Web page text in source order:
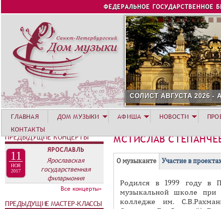
Jump to navigation
ФЕДЕРАЛЬНОЕ ГОСУДАРСТВЕННОЕ
СОЛИСТ АВГУСТА 2026 -
МСТИСЛАВ
Г
П
О музыканте(
а
к
т
Участие в
Родился в 1999 году в
музыкальной школе при
колледже им.
ГЛАВНАЯ ДОМ МУЗЫКИ АФИША НОВОСТИ
КОНТАКТЫ
ПРЕДЫДУЩИЕ КОНЦЕРТЫ
11
НОЯ
2017
ЯРОСЛАВЛЬ
Ярославская
государственная
филармония
Все концерты»
ПРЕДЫДУЩИЕ МАСТЕР-КЛАССЫ